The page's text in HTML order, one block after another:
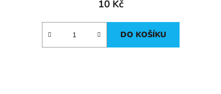
10 Kč
DO KOŠÍKU